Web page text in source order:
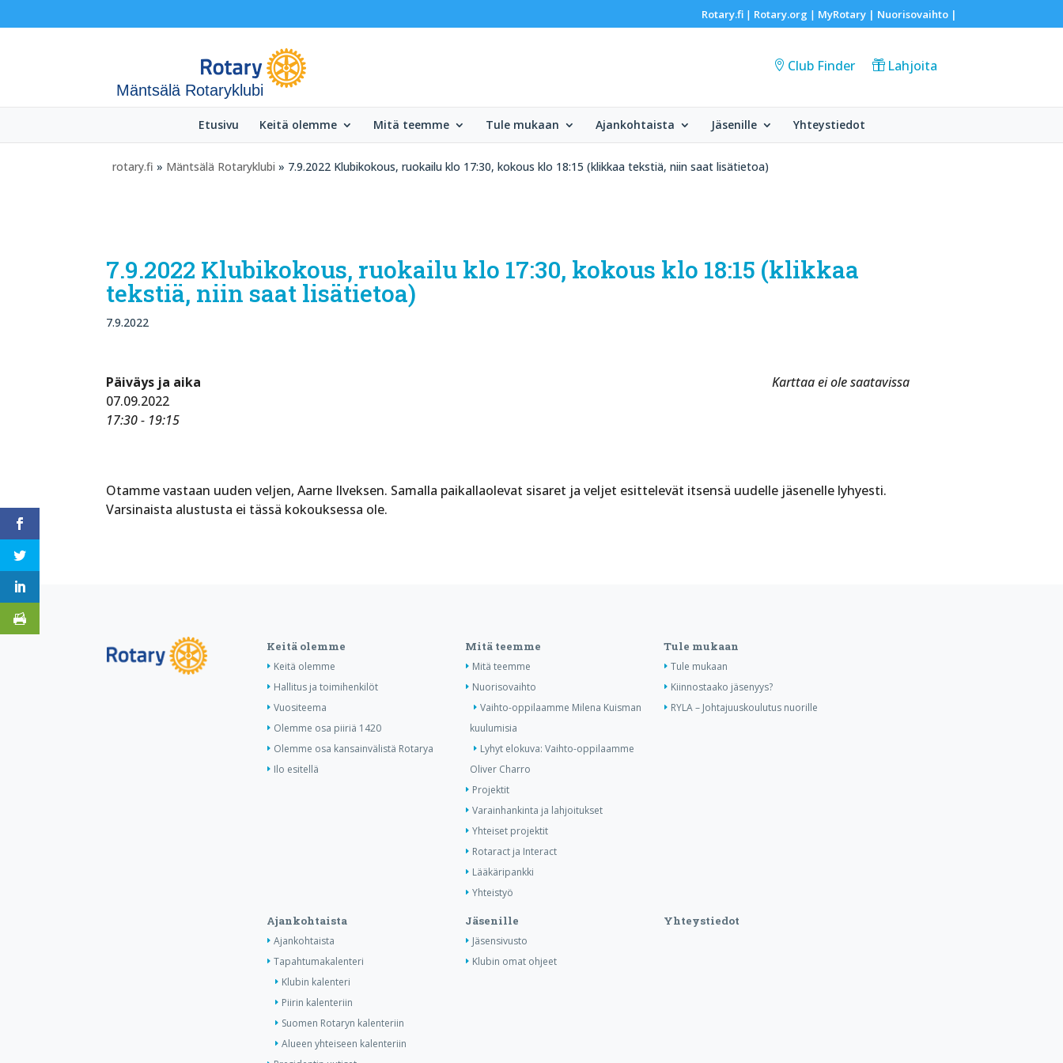
Rotary.fi| Rotary.org | MyRotary | Nuorisovaihto|
Mäntsälä Rotaryklubi
Club Finder Lahjoita
Etusivu Keitä olemme Mitä teemme Tule mukaan Ajankohtaista Jäsenille Yhteystiedot
rotary.fi » Mäntsälä Rotaryklubi » 7.9.2022 Klubikokous, ruokailu klo 17:30, kokous klo 18:15 (klikkaa tekstiä, niin saat lisätietoa)
7.9.2022 Klubikokous, ruokailu klo 17:30, kokous klo 18:15 (klikkaa
tekstiä, niin saat lisätietoa)
7.9.2022
Karttaa ei ole saatavissa
Päiväys ja aika
07.09.2022
17:30 - 19:15
Otamme vastaan uuden veljen, Aarne Ilveksen. Samalla paikallaolevat sisaret ja veljet esittelevät itsensä uudelle jäsenelle lyhyesti.
Varsinaista alustusta ei tässä kokouksessa ole.
Keitä olemme
Keitä olemme
Hallitus ja toimihenkilöt
Vuositeema
Olemme osa piiriä 1420
Olemme osa kansainvälistä Rotarya
Ilo esitellä
Mitä teemme
Mitä teemme
Nuorisovaihto
Vaihto-oppilaamme Milena Kuisman
kuulumisia
Lyhyt elokuva: Vaihto-oppilaamme
Oliver Charro
Projektit
Varainhankinta ja lahjoitukset
Yhteiset projektit
Rotaract ja Interact
Lääkäripankki
Yhteistyö
Tule mukaan
Tule mukaan
Kiinnostaako jäsenyys?
RYLA – Johtajuuskoulutus nuorille
Ajankohtaista
Ajankohtaista
Tapahtumakalenteri
Klubin kalenteri
Piirin kalenteriin
Suomen Rotaryn kalenteriin
Alueen yhteiseen kalenteriin
Jäsenille
Jäsensivusto
Klubin omat ohjeet
Yhteystiedot